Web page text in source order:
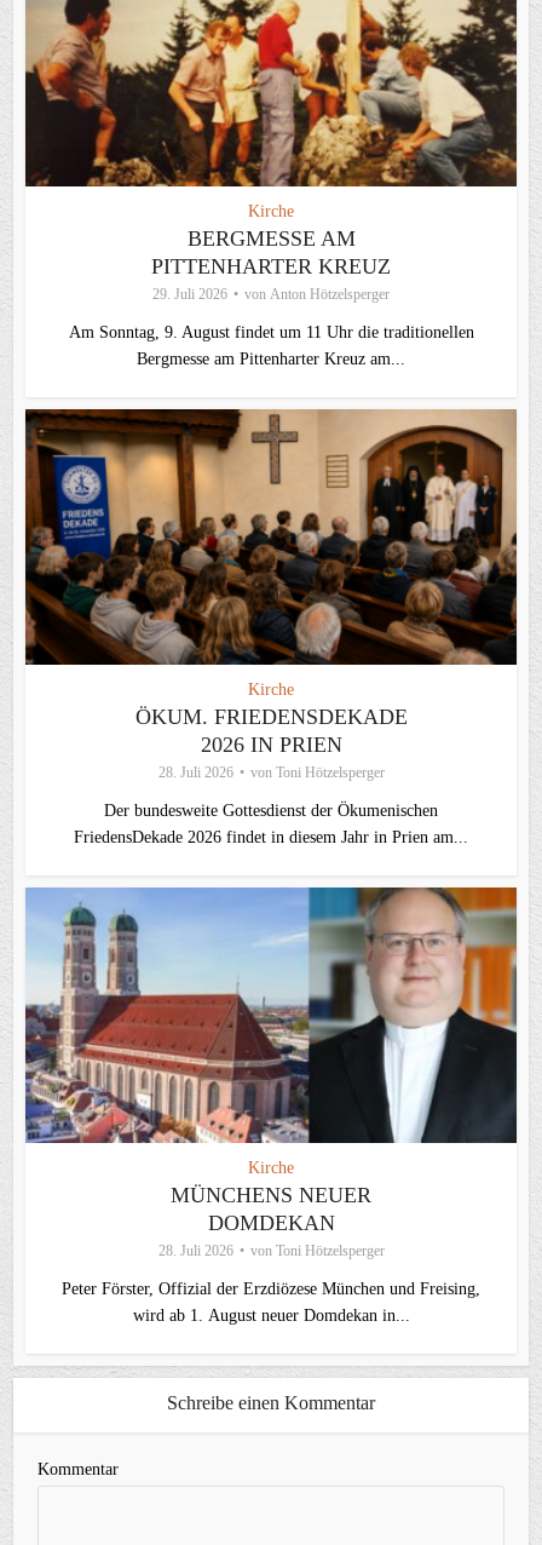
Kirche
BERGMESSE AM
PITTENHARTER KREUZ
29. Juli 2026 von Anton Hötzelsperger
Am Sonntag, 9. August findet um 11 Uhr die traditionellen
Bergmesse am Pittenharter Kreuz am...
Kirche
ÖKUM. FRIEDENSDEKADE
2026 IN PRIEN
28. Juli 2026 von Toni Hötzelsperger
Der bundesweite Gottesdienst der Ökumenischen
FriedensDekade 2026 findet in diesem Jahr in Prien am...
Kirche
MÜNCHENS NEUER
DOMDEKAN
28. Juli 2026 von Toni Hötzelsperger
Peter Förster, Offizial der Erzdiözese München und Freising,
wird ab 1. August neuer Domdekan in...
Schreibe einen Kommentar
Kommentar